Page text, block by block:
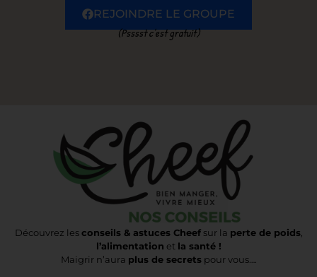
REJOINDRE LE GROUPE
(Psssst c’est gratuit)
Découvrez lesconseils & astuces Cheefsur la perte de poids,
l’alimentation et la santé !
Maigrir n’aura plus de secretspour vous….